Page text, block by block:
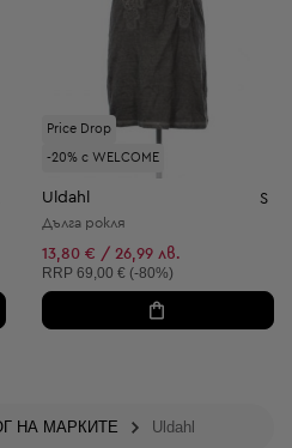
Price Drop
-20% с WELCOME
Uldahl S
Дълга рокля
13,80 € / 26,99 лв.
Препоръчителна цена:
RRP 69,00 € (-80%)
НА МАРКИТЕ Uldahl